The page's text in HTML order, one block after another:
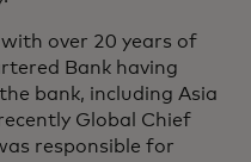
over 20 years of
Bank having
bank, including Asia
Global Chief
responsible for